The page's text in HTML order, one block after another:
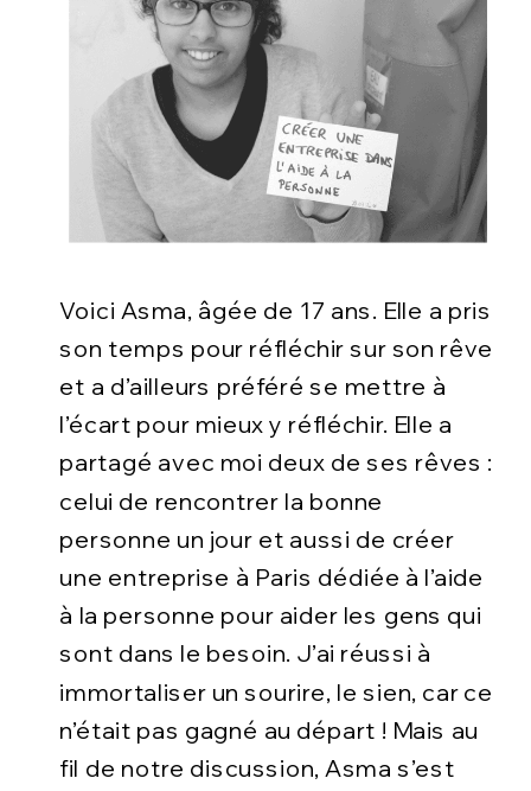
Voici Asma, âgée de 17 ans. Elle a pris
son temps pour réfléchir sur son rêve
et a d’ailleurs préféré se mettre à
l’écart pour mieux y réfléchir. Elle a
partagé avec moi deux de ses rêves :
celui de rencontrer la bonne
personne un jour et aussi de créer
une entreprise à Paris dédiée à l’aide
à la personne pour aider les gens qui
sont dans le besoin. J’ai réussi à
immortaliser un sourire, le sien, car ce
n’était pas gagné au départ ! Mais au
fil de notre discussion, Asma s’est